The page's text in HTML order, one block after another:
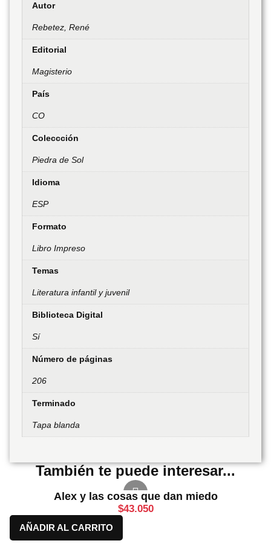
Autor
Rebetez, René
Editorial
Magisterio
País
CO
Coleccción
Piedra de Sol
Idioma
ESP
Formato
Libro Impreso
Temas
Literatura infantil y juvenil
Biblioteca Digital
Sí
Número de páginas
206
Terminado
Tapa blanda
También te puede interesar...
Alex y las cosas que dan miedo
$43.050
AÑADIR AL CARRITO